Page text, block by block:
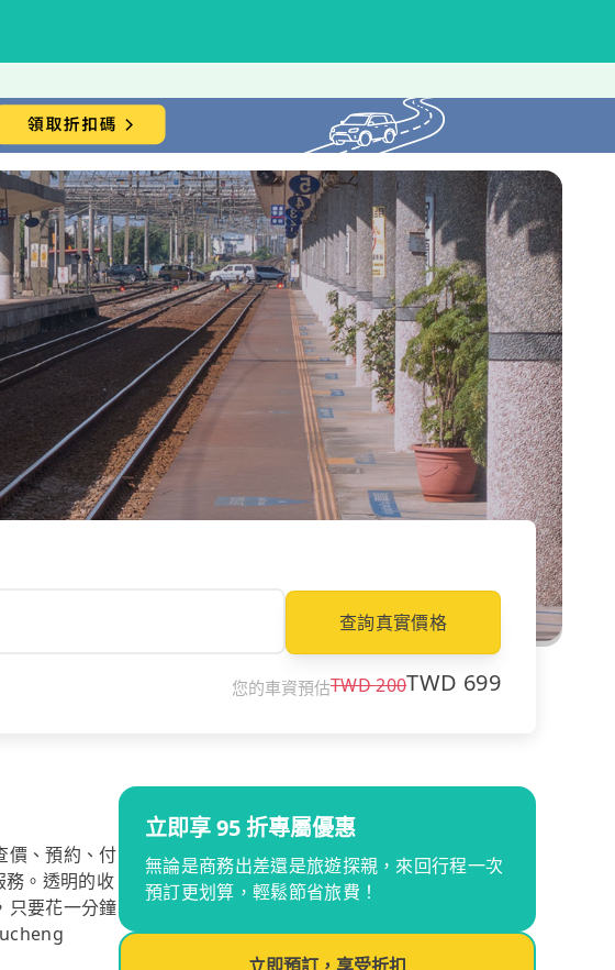
查詢真實價格
您的車資預估TWD200TWD 699
價、預約、付
務。透明的收
只要花一分鐘
立即享 95 折專屬優惠
無論是商務出差還是旅遊探親，來回行程一次
預訂更划算，輕鬆節省旅費！
立即預訂，享受折扣